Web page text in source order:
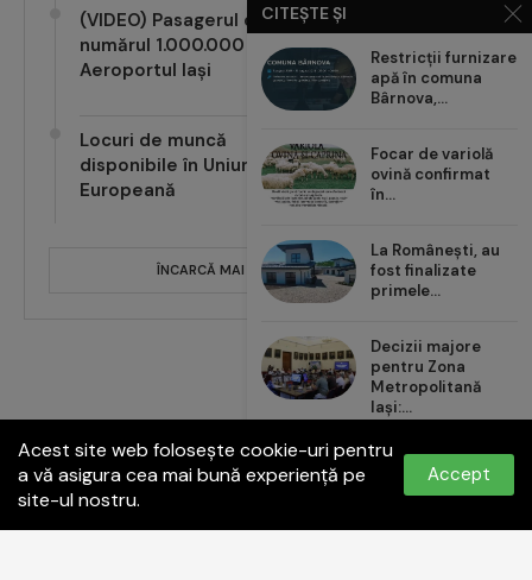
(VIDEO) Pasagerul cu
numărul 1.000.000 pe
Aeroportul Iași
Locuri de muncă
disponibile în Uniunea
Europeană
ÎNCARCĂ MAI MULTE POSTĂRI
Acest site web folosește cookie-uri pentru
a vă asigura cea mai bună experiență pe
site-ul nostru.
Accept
CITEȘTE ȘI
Restricții furnizare
apă în comuna
Bârnova,...
Focar de variolă
ovină confirmat
în...
La Românești, au
fost finalizate
primele...
Decizii majore
pentru Zona
Metropolitană
Iași:...
Carrefour România
aduce noul val de...